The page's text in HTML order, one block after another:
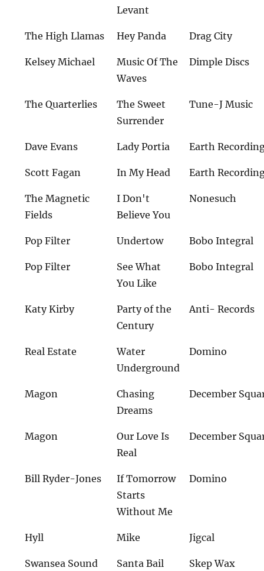
Levant
The High Llamas Hey Panda Drag City
Kelsey Michael
Music Of The
Waves
Dimple Discs
The Quarterlies
The Sweet
Surrender
Tune-J Music
Dave Evans Lady Portia Earth
Scott Fagan In My Head Earth
The Magnetic
Fields
I Don't
Believe You
Nonesuch
Pop Filter Undertow Bobo Integral
Pop Filter
See What
You Like
Bobo Integral
Katy Kirby
Party of the
Century
Anti- Records
Real Estate
Water
Underground
Domino
Magon
Chasing
Dreams
December
Magon
Our Love Is
Real
December
Bill Ryder-Jones
If Tomorrow
Starts
Without Me
Domino
Hyll Mike Jigcal
Swansea Sound
Santa Bail
Skep Wax